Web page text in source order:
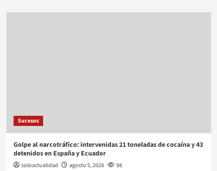
Sucesos
Golpe al narcotráfico: intervenidas 21 toneladas de cocaína y 43
detenidos en España y Ecuador
soloactualidad agosto 5, 2026 98